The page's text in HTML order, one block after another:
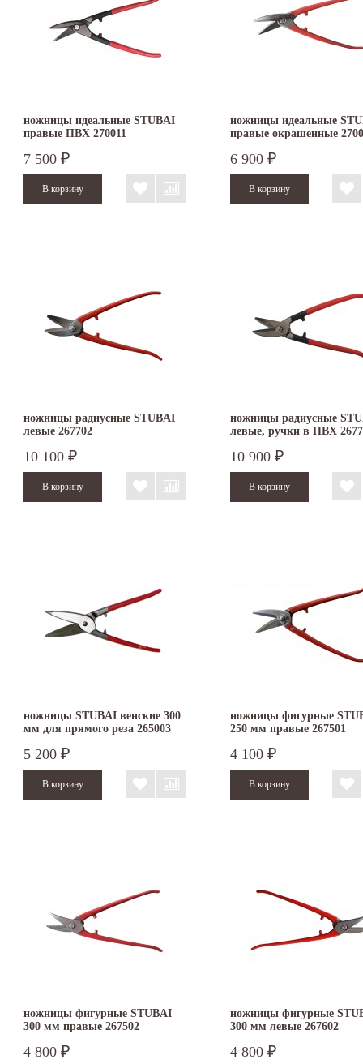
ножницы идеальные STUBAI
правые ПВХ 270011
7 500 ₽
ножницы идеальные
правые окрашенные
6 900 ₽
ножницы радиусные STUBAI
левые 267702
10 100 ₽
ножницы радиусные
левые, ручки в ПВХ
10 900 ₽
ножницы STUBAI венские 300
мм для прямого реза 265003
5 200 ₽
ножницы фигурные
250 мм правые 267501
4 100 ₽
ножницы фигурные STUBAI
300 мм правые 267502
4 800 ₽
ножницы фигурные
300 мм левые 267602
4 800 ₽